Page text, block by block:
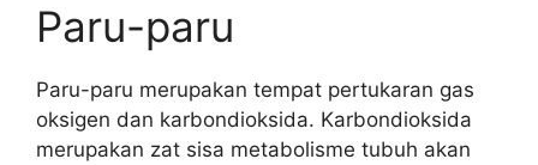
Paru-paru
Paru-paru merupakan tempat pertukaran gas
oksigen dan karbondioksida. Karbondioksida
merupakan zat sisa metabolisme tubuh akan